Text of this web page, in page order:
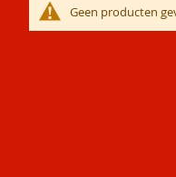
Geen producten